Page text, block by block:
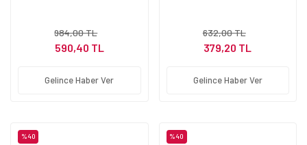
984,00 TL
590,40 TL
Gelince Haber Ver
632,00 TL
379,20 TL
Gelince Haber Ver
%40 %40